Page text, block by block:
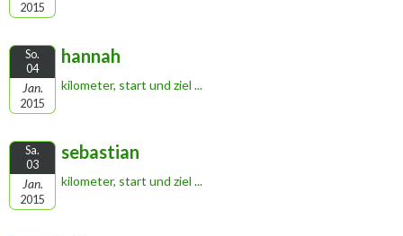
2015
So.
04
Jan.
2015
hannah
kilometer, start und ziel ...
Sa.
03
Jan.
2015
sebastian
kilometer, start und ziel ...